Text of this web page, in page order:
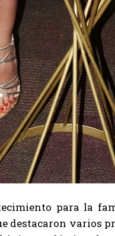
para la
destacaron varios